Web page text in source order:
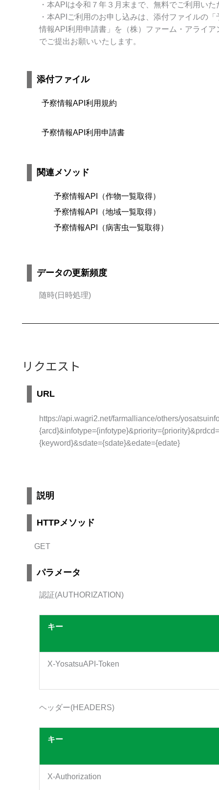
・本APIは令和７年３月末まで、無料でご利用いた
・本APIご利用のお申し込みは、添付ファイルの
情報API利用申請書」を（株）ファーム・アライア
でご提出お願いいたします。
添付ファイル
予察情報API利用規約
予察情報API利用申請書
関連メソッド
予察情報API（作物一覧取得）
予察情報API（地域一覧取得）
予察情報API（病害虫一覧取得）
データの更新頻度
随時(日時処理)
リクエスト
URL
https://api.wagri2.net/farmalliance/others/
{keyword}&sdate={sdate}&edate={edate}
説明
HTTPメソッド
GET
パラメータ
認証(AUTHORIZATION)
キー
X-YosatsuAPI-Token
ヘッダー(HEADERS)
キー
X-Authorization